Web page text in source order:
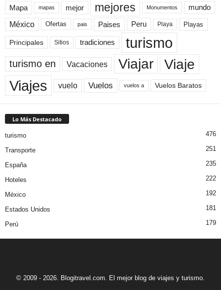
Mapa mapas mejor mejores Monumentos mundo
México Ofertas pais Paises Peru Playa Playas
Principales Sitios tradiciones turismo
turismo en Vacaciones Viajar Viaje
Viajes vuelo Vuelos vuelos a Vuelos Baratos
Lo Más Destacado
turismo 476
Transporte 251
España 235
Hoteles 222
México 192
Estados Unidos 181
Perú 179
© 2009 - 2026. Blogitravel.com. El mejor blog de viajes y turismo.